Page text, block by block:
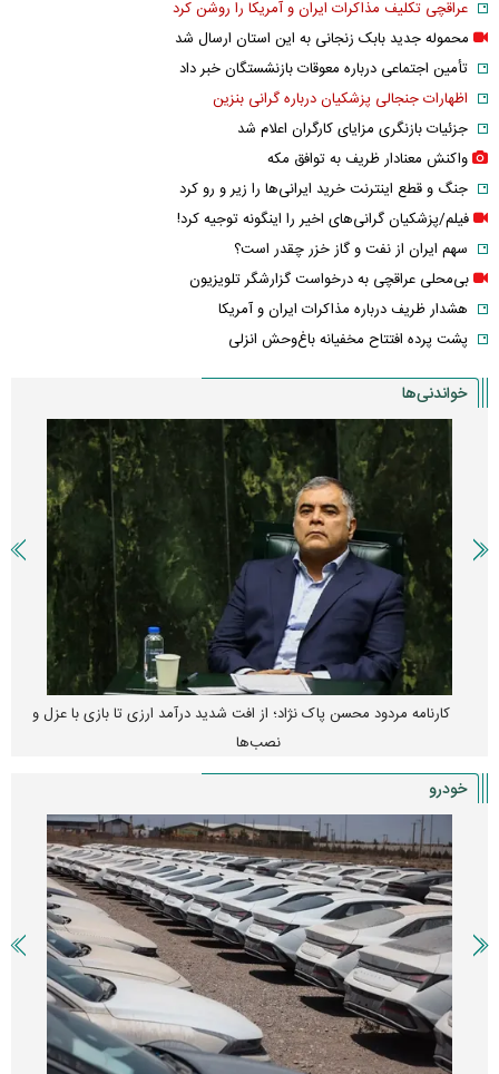
عراقچی تکلیف مذاکرات ایران و آمریکا را روشن کرد
محموله جدید بابک زنجانی به این استان ارسال شد
تأمین اجتماعی درباره معوقات بازنشستگان خبر داد
اظهارات جنجالی پزشکیان درباره گرانی بنزین
جزئیات بازنگری مزایای کارگران اعلام شد
واکنش معنادار ظریف به توافق مکه
جنگ و قطع اینترنت خرید ایرانی‌ها را زیر و رو کرد
فیلم/پزشکیان گرانی‌های اخیر را اینگونه توجیه کرد!
سهم ایران از نفت و گاز خزر چقدر است؟
بی‌محلی عراقچی به درخواست گزارشگر تلویزیون
هشدار ظریف درباره مذاکرات ایران و آمریکا
پشت پرده افتتاح مخفیانه باغ‌وحش انزلی
خواندنی‌ها
کارنامه مردود محسن پاک‌ نژاد؛ از افت شدید درآمد ارزی تا بازی با عزل و
نصب‌ها
خودرو